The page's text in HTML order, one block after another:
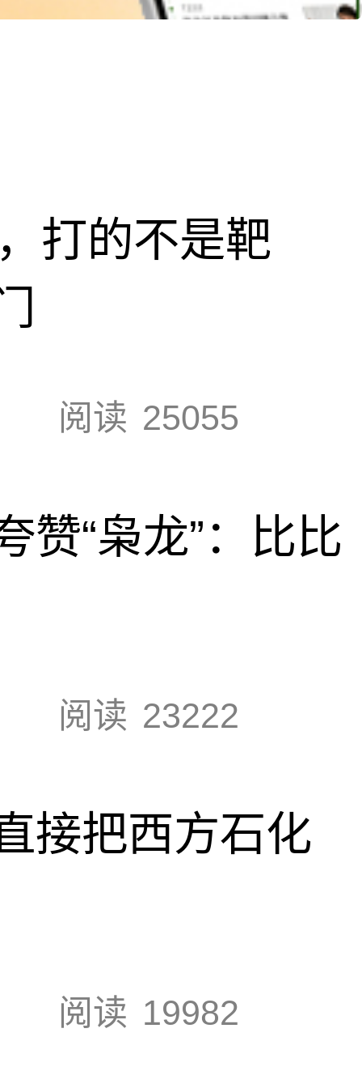
打的不是靶
阅读 25055
赞“枭龙”：比比
阅读 23222
接把西方石化
阅读 19982